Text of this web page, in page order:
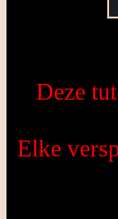
Deze
Elke